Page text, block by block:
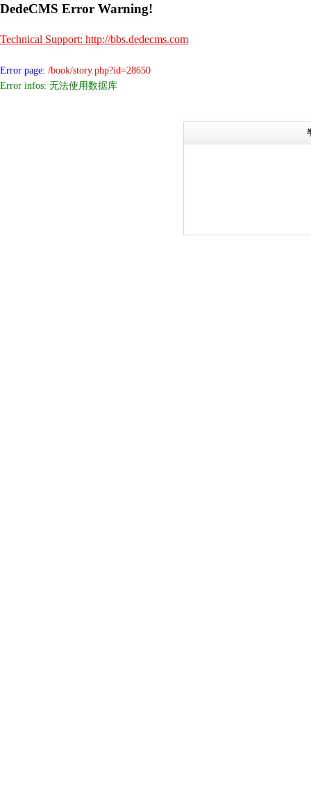
DedeCMS Error Warning!
Technical Support: http://bbs.dedecms.com
Error page: /book/story.php?id=28650
Error infos: 无法使用数据库